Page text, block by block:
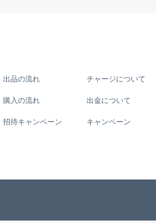
出品の流れ
購入の流れ
招待キャンペーン
チャージについて
出金について
キャンペーン